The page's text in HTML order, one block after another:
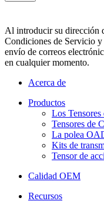
Al introducir su dirección
Condiciones de Servicio
envío de correos
en cualquier momento.
Acerca de
Productos
Los
Tensores de
La polea
Kits de
Tensor de
Calidad OEM
Recursos